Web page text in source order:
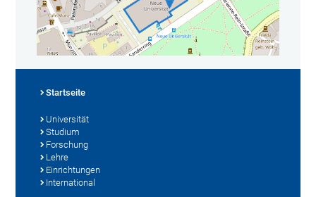
Startseite
Universität
Studium
Forschung
Lehre
Einrichtungen
International